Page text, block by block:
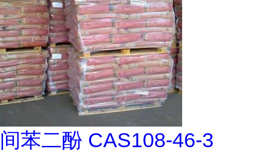
间苯二酚 CAS108-46-3